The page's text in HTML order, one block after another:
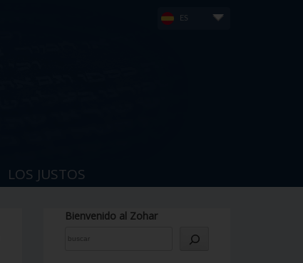
ES
LOS JUSTOS
Bienvenido al Zohar